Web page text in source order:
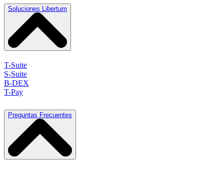
Soluciones Libertum
T-Suite
S-Suite
B-DEX
T-Pay
Preguntas Frecuentes